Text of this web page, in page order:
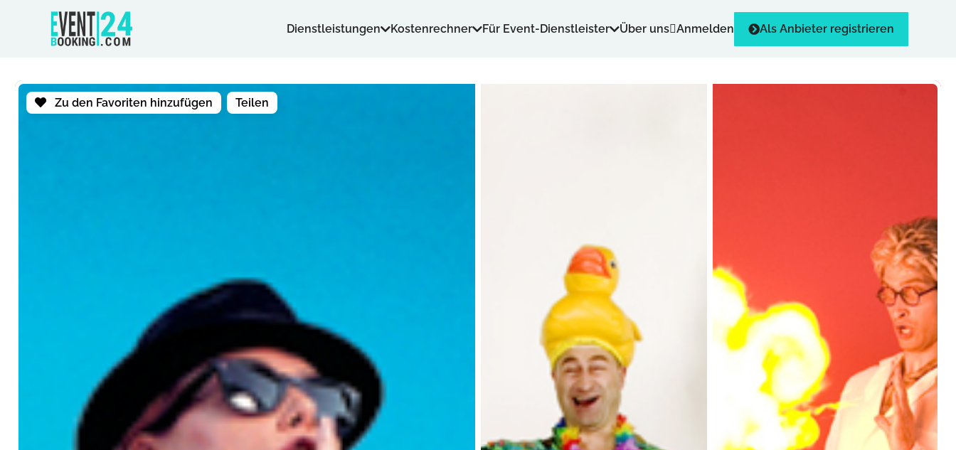
Dienstleistungen Kostenrechner Für Event-Dienstleister Über uns Anmelden Als Anbieter registrieren
Zu den Favoriten hinzufügen Teilen